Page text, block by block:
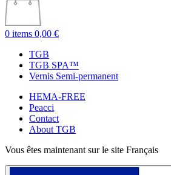
0 items 0,00 €
TGB
TGB SPA™
Vernis Semi-permanent
HEMA-FREE
Peacci
Contact
About TGB
Vous êtes maintenant sur le site Français